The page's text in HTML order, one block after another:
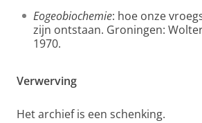
Eogeobiochemie: hoe onze
zijn ontstaan. Groningen:
1970.
Verwerving
Het archief is een schenking.